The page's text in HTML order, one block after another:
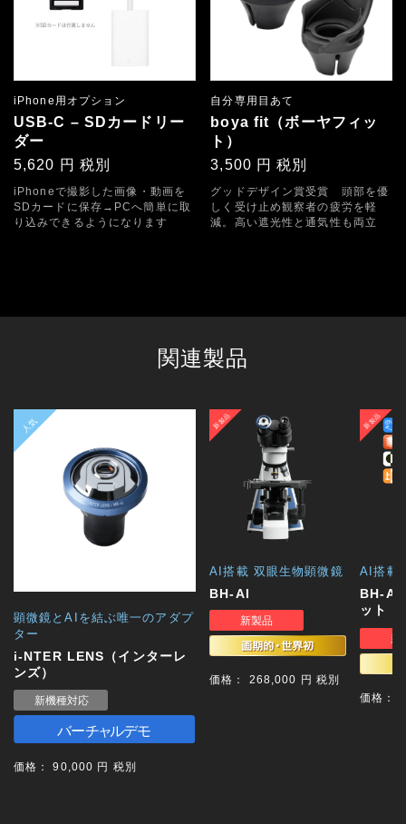
iPhone用オプション
USB-C – SDカードリー
ダー
5,620 円 税別
iPhoneで撮影した画像・動画を
SDカードに保存→PCへ簡単に取
り込みできるようになります
自分専用目あて
boya fit（ボーヤフィッ
ト）
3,500 円 税別
グッドデザイン賞受賞 頭部を優
しく受け止め観察者の疲労を軽
減。高い遮光性と通気性も両立
関連製品
顕微鏡とAIを結ぶ唯一のアダプ
ター
i-NTER LENS（インターレ
ンズ）
価格： 90,000 円 税別
AI搭載 双眼生物顕微鏡
BH-AI
価格： 268,000 円 税別
AI搭載
BH-AI
ット
価格：